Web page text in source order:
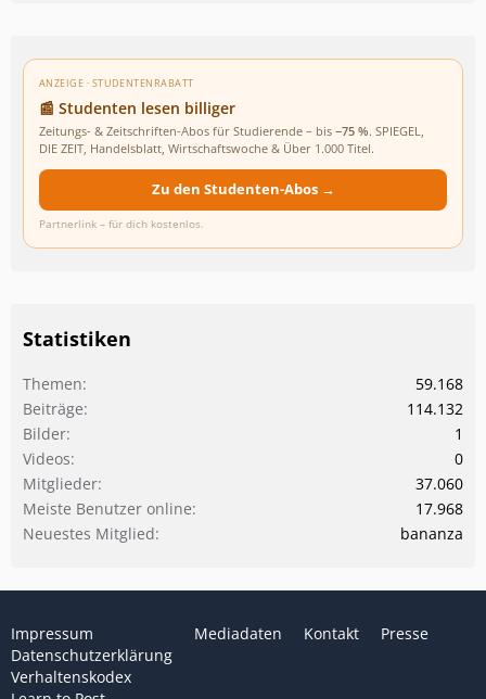
ANZEIGE · STUDENTENRABATT
📰 Studenten lesen billiger
Zeitungs- & Zeitschriften-Abos für Studierende – bis −75 %. SPIEGEL,
DIE ZEIT, Handelsblatt, Wirtschaftswoche & Über 1.000 Titel.
Zu den Studenten-Abos →
Partnerlink – für dich kostenlos.
Statistiken
Themen
59.168
Beiträge
114.132
Bilder
1
Videos
0
Mitglieder
37.060
Meiste Benutzer online
17.968
Neuestes Mitglied
bananza
Impressum
Datenschutzerklärung
Verhaltenskodex
Mediadaten Kontakt Presse